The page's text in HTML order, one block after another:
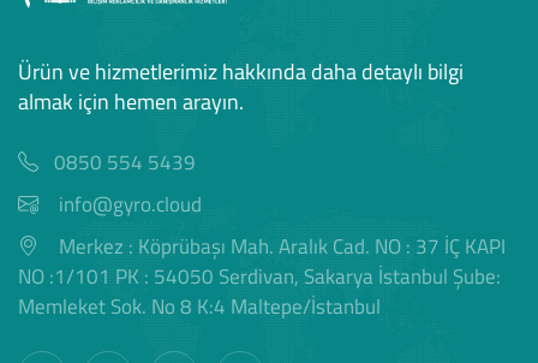
Ürün ve hizmetlerimiz hakkında daha detaylı bilgi
almak için hemen arayın.
0850 554 5439
info@gyro.cloud
Merkez : Köprübaşı Mah. Aralık Cad. NO : 37 İÇ KAPI
NO :1/101 PK : 54050 Serdivan, Sakarya İstanbul Şube:
Memleket Sok. No 8 K:4 Maltepe/İstanbul